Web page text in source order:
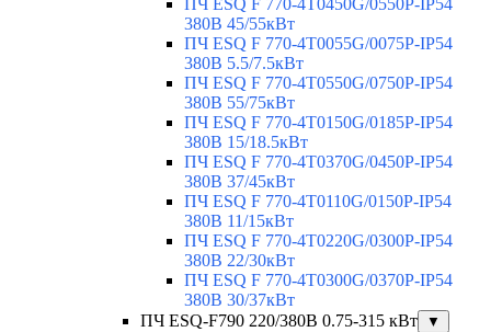
ПЧ ESQ F 770-4T0450G/0550P-IP54
380В 45/55кВт
ПЧ ESQ F 770-4T0055G/0075P-IP54
380В 5.5/7.5кВт
ПЧ ESQ F 770-4T0550G/0750P-IP54
380В 55/75кВт
ПЧ ESQ F 770-4T0150G/0185P-IP54
380В 15/18.5кВт
ПЧ ESQ F 770-4T0370G/0450P-IP54
380В 37/45кВт
ПЧ ESQ F 770-4T0110G/0150P-IP54
380В 11/15кВт
ПЧ ESQ F 770-4T0220G/0300P-IP54
380В 22/30кВт
ПЧ ESQ F 770-4T0300G/0370P-IP54
380В 30/37кВт
ПЧ ESQ-F790 220/380В 0.75-315 кВт
▼